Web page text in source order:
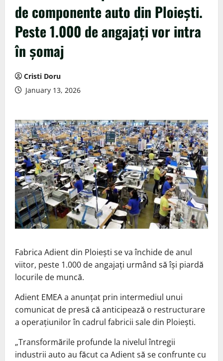
de componente auto din Ploiești.
Peste 1.000 de angajați vor intra
în șomaj
Cristi Doru
January 13, 2026
Fabrica Adient din Ploiești se va închide de anul
viitor, peste 1.000 de angajați urmând să își piardă
locurile de muncă.
Adient EMEA a anunțat prin intermediul unui
comunicat de presă că anticipează o restructurare
a operațiunilor în cadrul fabricii sale din Ploiești.
„Transformările profunde la nivelul întregii
industrii auto au făcut ca Adient să se confrunte cu